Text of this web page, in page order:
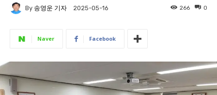
By 송영운 기자 2025-05-16 0
266
Naver Facebook